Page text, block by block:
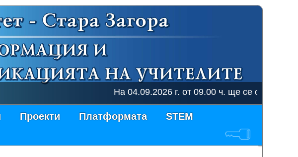
На 04.09.2026 г. от 09.00 ч. ще се онлайн
Проекти Платформата
STEM